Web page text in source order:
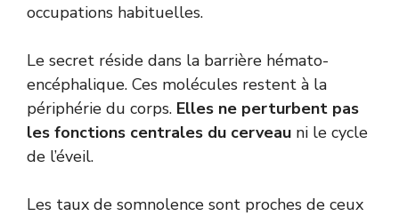
occupations habituelles.
Le secret réside dans la barrière hémato-
encéphalique. Ces molécules restent à la
périphérie du corps. Elles ne perturbent pas
les fonctions centrales du cerveau ni le cycle
de l’éveil.
Les taux de somnolence sont proches de ceux